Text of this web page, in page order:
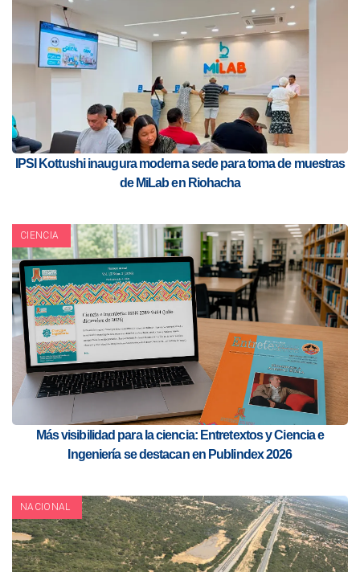
IPSI Kottushi inaugura moderna sede para toma de muestras
de MiLab en Riohacha
CIENCIA
Más visibilidad para la ciencia: Entretextos y Ciencia e
Ingeniería se destacan en Publindex 2026
NACIONAL